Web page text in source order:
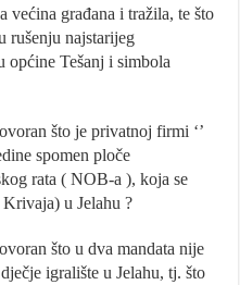
većina građana i tražila, te što
rušenju najstarijeg
općine Tešanj i simbola
što je privatnoj firmi ‘’
spomen ploče
rata ( NOB-a ), koja se
u Jelahu ?
što u dva mandata nije
igralište u Jelahu, tj. što